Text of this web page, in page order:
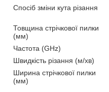
Спосіб зміни кута різання
Товщина стрічкової пилки
(мм)
Частота (GHz)
Швидкість різання (м/хв)
Ширина стрічкової пилки
(мм)